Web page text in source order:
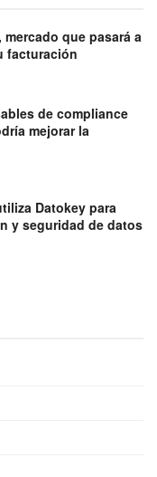
que pasará a
facturación
de compliance
mejorar la
Datokey para
y seguridad de datos